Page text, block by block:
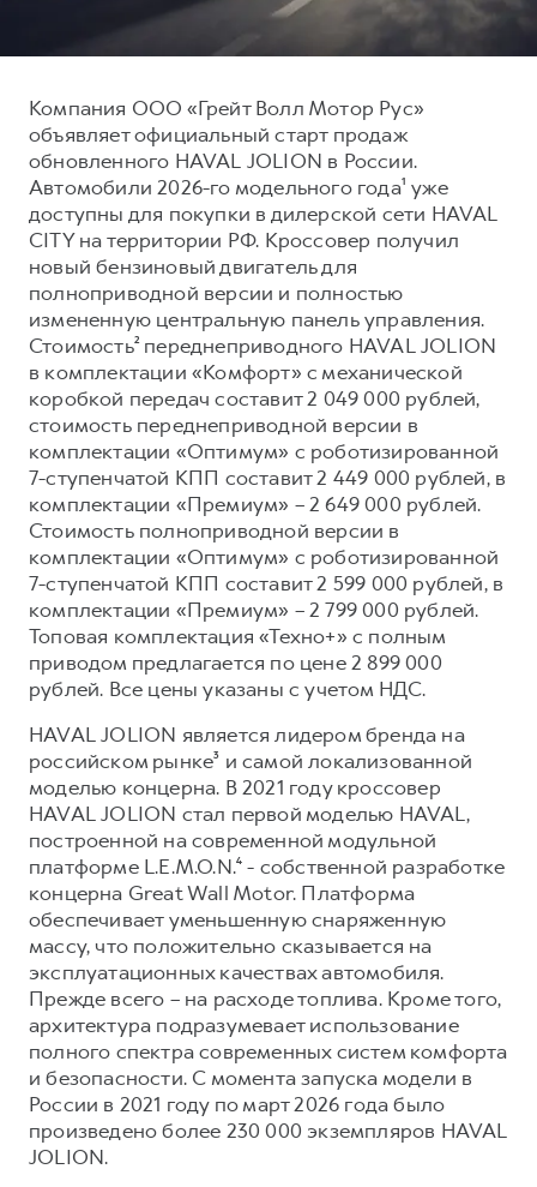
DARGO
от 3 199 000 ₽
DARGO X
от 3 499 000 ₽
F7
от 2 899 000 ₽
F7X
от 3 599 000 ₽
POER
от 3 449 000 ₽
КРЕДИТ И СТРАХОВАНИЕ
Кредитный калькулятор
Страхование
Кредит
КОРПОРАТИВНЫМ КЛИЕНТАМ
Для малого бизнеса
Корпоративным клиентам
Крупным корпоративным клиентам
Система управления автопарком
Сервис для корпоративных клиентов
HAVAL Лизинг
Автомобильные аксессуары
Коллекция CITY
Коллекция Базовая
Коллекция Детская
Программа «Помощь на дороге»
Регламенты технического обслуживания
Электронный ПТС
ПОДДЕРЖКА
GWM Безопасность
Гарантия HAVAL
Мобильное приложение GWM
Программа «HAVAL Защита+»
Руководства по эксплуатации
Подписки
АКСЕССУАРЫ HAVAL
Автомобильные аксессуары
Коллекция CITY
Коллекция Базовая
Коллекция Детская
Контакты
Компания ООО «Грейт Волл Мотор Рус»
объявляет официальный старт продаж
обновленного HAVAL JOLION в России.
Автомобили 2026-го модельного года¹ уже
доступны для покупки в дилерской сети HAVAL
CITY на территории РФ. Кроссовер получил
новый бензиновый двигатель для
полноприводной версии и полностью
измененную центральную панель управления.
Стоимость² переднеприводного HAVAL JOLION
в комплектации «Комфорт» с механической
коробкой передач составит 2 049 000 рублей,
стоимость переднеприводной версии в
комплектации «Оптимум» с роботизированной
7-ступенчатой КПП составит 2 449 000 рублей, в
комплектации «Премиум» – 2 649 000 рублей.
Стоимость полноприводной версии в
комплектации «Оптимум» с роботизированной
7-ступенчатой КПП составит 2 599 000 рублей, в
комплектации «Премиум» – 2 799 000 рублей.
Топовая комплектация «Техно+» с полным
приводом предлагается по цене 2 899 000
рублей. Все цены указаны с учетом НДС.
HAVAL JOLION является лидером бренда на
российском рынке³ и самой локализованной
моделью концерна. В 2021 году кроссовер
HAVAL JOLION стал первой моделью HAVAL,
построенной на современной модульной
платформе L.E.M.O.N.⁴ - собственной разработке
концерна Great Wall Motor. Платформа
обеспечивает уменьшенную снаряженную
массу, что положительно сказывается на
эксплуатационных качествах автомобиля.
Прежде всего – на расходе топлива. Кроме того,
архитектура подразумевает использование
полного спектра современных систем комфорта
и безопасности. С момента запуска модели в
России в 2021 году по март 2026 года было
произведено более 230 000 экземпляров HAVAL
JOLION.